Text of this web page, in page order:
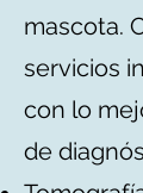
mascota.
servicios
con lo
de